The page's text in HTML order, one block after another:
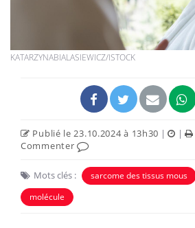
KATARZYNABIALASIEWICZ/ISTOCK
Publié le 23.10.2024 à 13h30 | |
Commenter
Mots clés : sarcome des tissus mous
molécule